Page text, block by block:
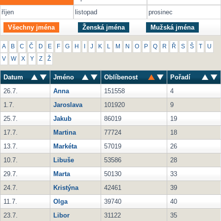
říjen
listopad prosinec
Všechny jména Ženská jména Mužská jména
A B C Č D E F G H J K M N O P Q R Ř S Š U
V W X Y Z Ž
Datum Jméno Oblíbenost
Pořadí
26.7.
Anna 151558
4
1.7.
Jaroslava 101920
9
25.7.
Jakub 86019
19
17.7.
Martina 77724
18
13.7.
Markéta 57019
26
10.7.
Libuše 53586
28
29.7.
Marta 50130
33
24.7.
Kristýna 42461
39
11.7.
Olga 39740
40
23.7.
Libor 31122 35